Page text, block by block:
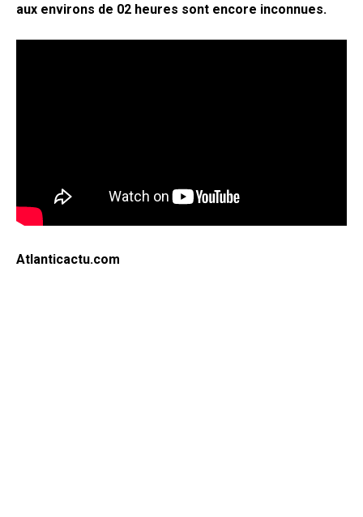
aux environs de 02 heures sont encore inconnues.
Atlanticactu.com